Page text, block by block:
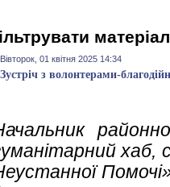
Вівторок, 01 квітня 2025 14:34
Зустріч з волонтерами-
хаб,